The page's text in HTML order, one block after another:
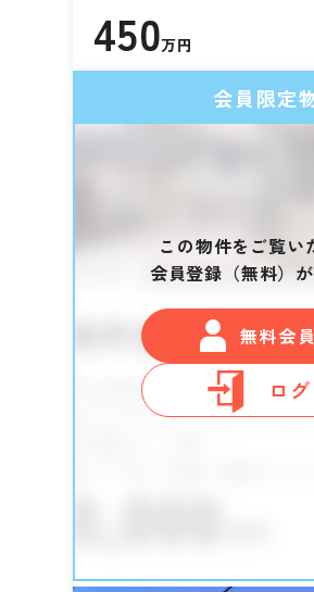
450万円
会員限定
この物件をご覧い
会員登録（無料）が
無料会
ロ